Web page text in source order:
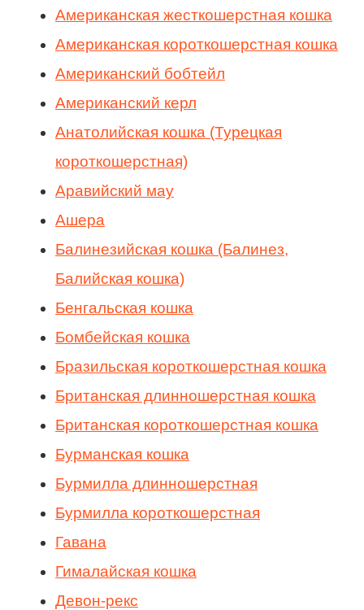
Американская жесткошерстная кошка
Американская короткошерстная кошка
Американский бобтейл
Американский керл
Анатолийская кошка (Турецкая
короткошерстная)
Аравийский мау
Ашера
Балинезийская кошка (Балинез,
Балийская кошка)
Бенгальская кошка
Бомбейская кошка
Бразильская короткошерстная кошка
Британская длинношерстная кошка
Британская короткошерстная кошка
Бурманская кошка
Бурмилла длинношерстная
Бурмилла короткошерстная
Гавана
Гималайская кошка
Девон-рекс